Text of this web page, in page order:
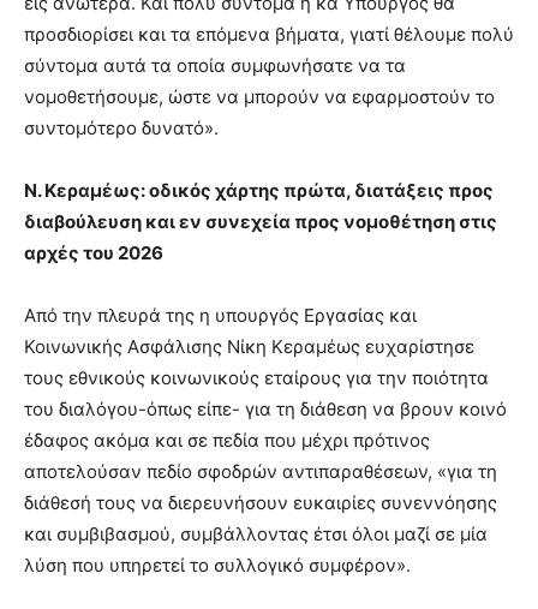
προσδιορίσει και τα επόμενα βήματα, γιατί θέλουμε πολύ
σύντομα αυτά τα οποία συμφωνήσατε να τα
νομοθετήσουμε, ώστε να μπορούν να εφαρμοστούν το
συντομότερο δυνατό».
Ν. Κεραμέως: οδικός χάρτης πρώτα, διατάξεις προς
διαβούλευση και εν συνεχεία προς νομοθέτηση στις
αρχές του 2026
Από την πλευρά της η υπουργός Εργασίας και
Κοινωνικής Ασφάλισης Νίκη Κεραμέως ευχαρίστησε
τους εθνικούς κοινωνικούς εταίρους για την ποιότητα
του διαλόγου-όπως είπε- για τη διάθεση να βρουν κοινό
έδαφος ακόμα και σε πεδία που μέχρι πρότινος
αποτελούσαν πεδίο σφοδρών αντιπαραθέσεων, «για τη
διάθεσή τους να διερευνήσουν ευκαιρίες συνεννόησης
και συμβιβασμού, συμβάλλοντας έτσι όλοι μαζί σε μία
λύση που υπηρετεί το συλλογικό συμφέρον».